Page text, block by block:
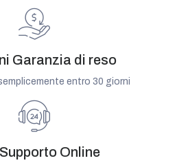
Garanzia di reso
entro 30 giorni
Online